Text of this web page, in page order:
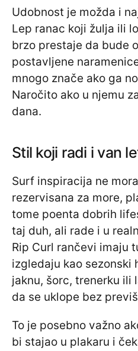
Udobnost je možda i
Lep ranac koji žulja ili
brzo prestaje da bude
postavljene
mnogo znače ako ga
Naročito ako u njemu
dana.
Stil koji radi i van
Surf inspiracija ne
rezervisana za more,
tome poenta dobrih
taj duh, ali rade i u
Rip Curl rančevi imaju
izgledaju kao sezonski
jaknu, šorc, trenerku ili
da se uklope bez
To je posebno važno
bi stajao u plakaru i